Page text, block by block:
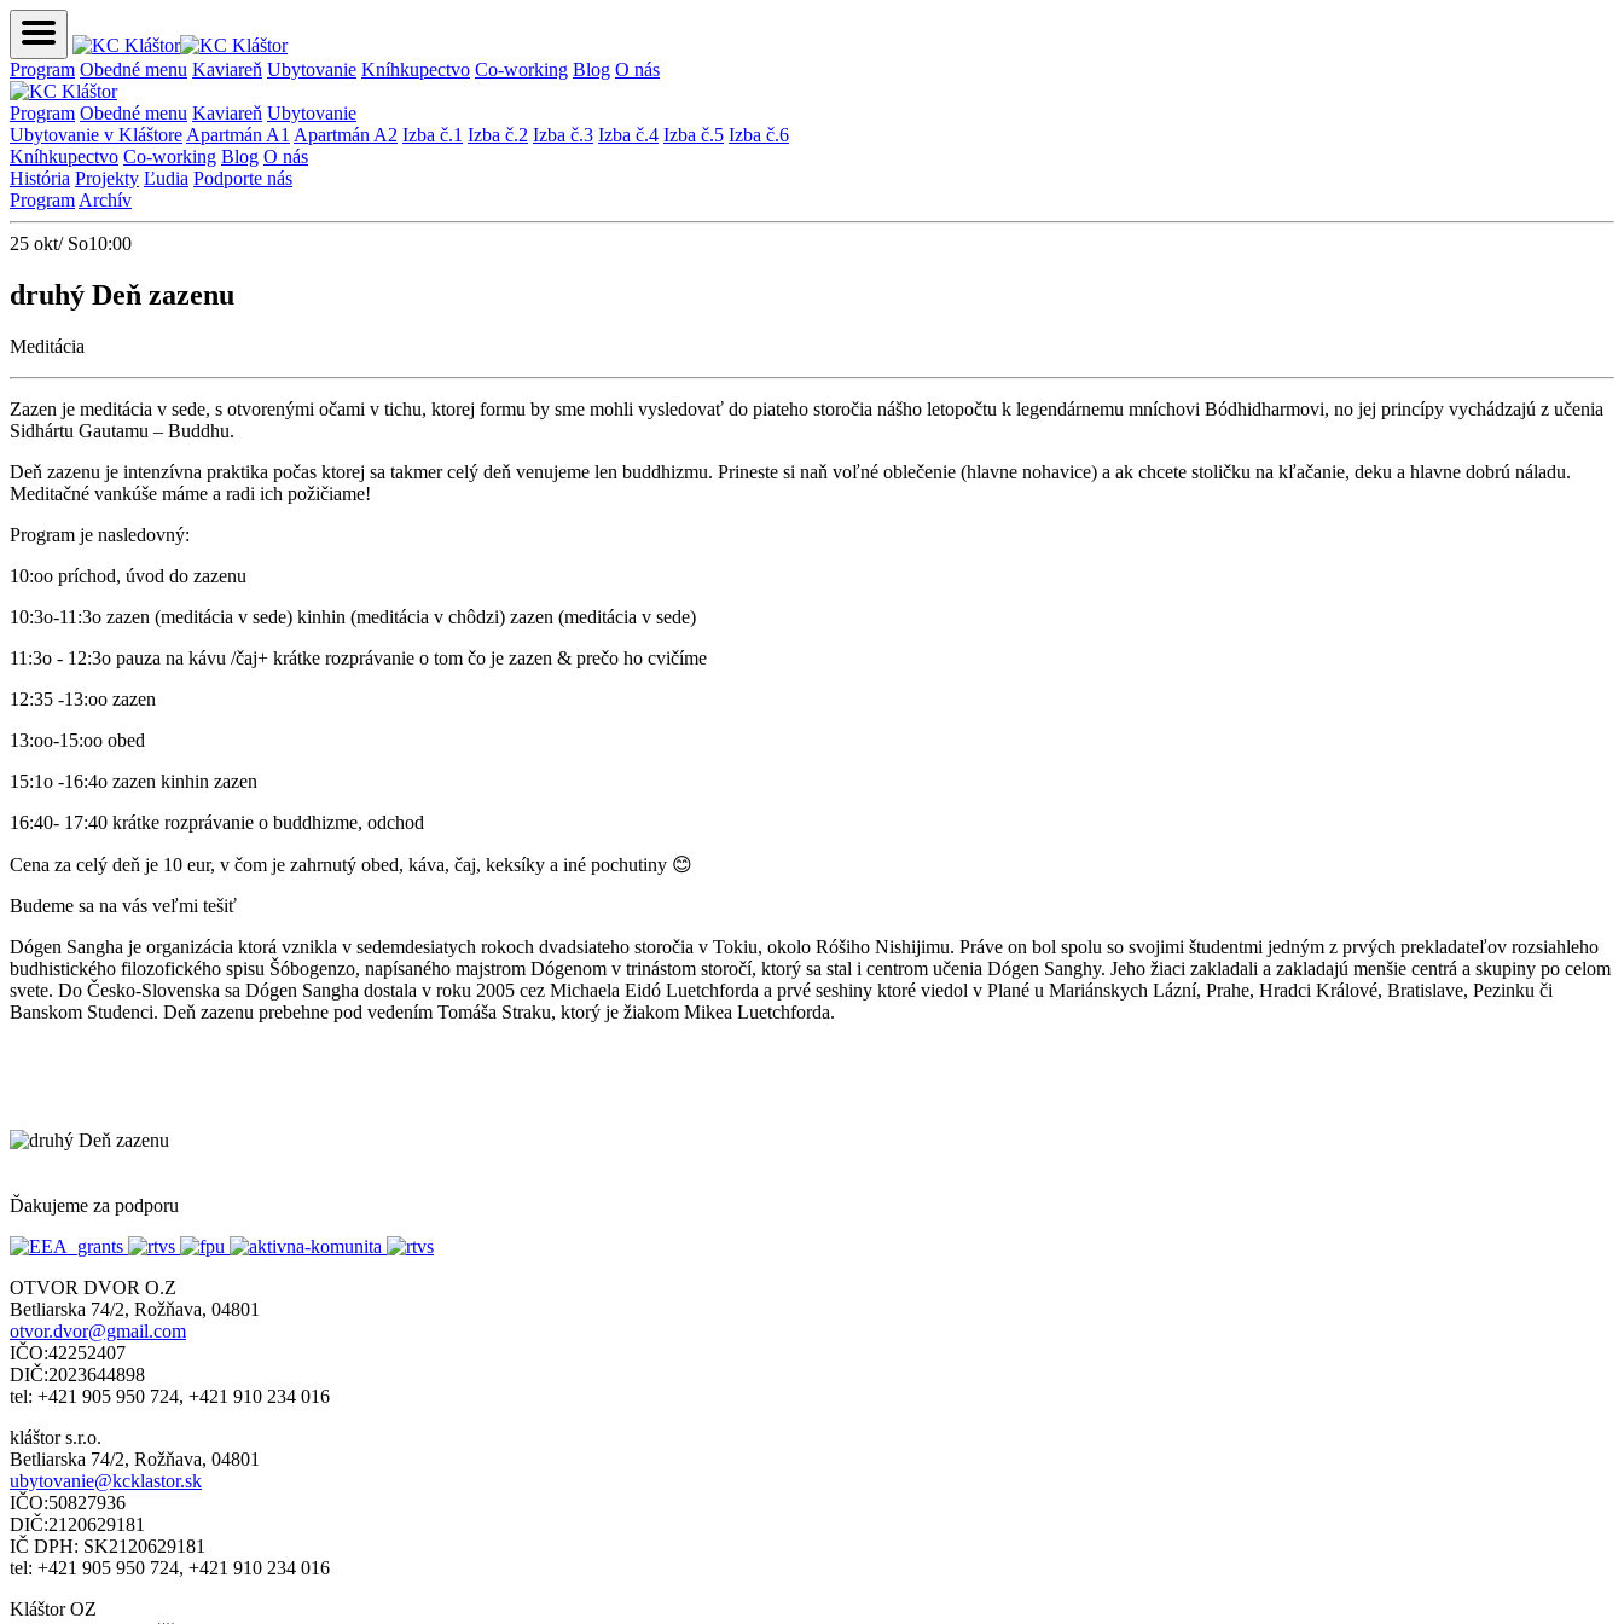
Program Obedné menu Kaviareň Ubytovanie Kníhkupectvo Co-working Blog O nás
Program Obedné menu Kaviareň Ubytovanie
Ubytovanie v Kláštore Apartmán A1 Apartmán A2 Izba č.1 Izba č.2 Izba č.3 Izba č.4 Izba č.5 Izba č.6
Kníhkupectvo Co-working Blog O nás
História Projekty Ľudia Podporte nás
Program Archív
25 okt/ So10:00
druhý Deň zazenu
Meditácia
Zazen je meditácia v sede, s otvorenými očami v tichu, ktorej formu by sme mohli vysledovať do piateho storočia nášho letopočtu k legendárnemu mníchovi Bódhidharmovi, no jej princípy vychádzajú z učenia
Sidhártu Gautamu – Buddhu.
Deň zazenu je intenzívna praktika počas ktorej sa takmer celý deň venujeme len buddhizmu. Prineste si naň voľné oblečenie (hlavne nohavice) a ak chcete stoličku na kľačanie, deku a hlavne dobrú náladu.
Meditačné vankúše máme a radi ich požičiame!
Program je nasledovný:
10:oo príchod, úvod do zazenu
10:3o-11:3o zazen (meditácia v sede) kinhin (meditácia v chôdzi) zazen (meditácia v sede)
11:3o - 12:3o pauza na kávu /čaj+ krátke rozprávanie o tom čo je zazen & prečo ho cvičíme
12:35 -13:oo zazen
13:oo-15:oo obed
15:1o -16:4o zazen kinhin zazen
16:40- 17:40 krátke rozprávanie o buddhizme, odchod
Cena za celý deň je 10 eur, v čom je zahrnutý obed, káva, čaj, keksíky a iné pochutiny 😊
Budeme sa na vás veľmi tešiť
Dógen Sangha je organizácia ktorá vznikla v sedemdesiatych rokoch dvadsiateho storočia v Tokiu, okolo Róšiho Nishijimu. Práve on bol spolu so svojimi študentmi jedným z prvých prekladateľov rozsiahleho
budhistického filozofického spisu Šóbogenzo, napísaného majstrom Dógenom v trinástom storočí, ktorý sa stal i centrom učenia Dógen Sanghy. Jeho žiaci zakladali a zakladajú menšie centrá a skupiny po celom
svete. Do Česko-Slovenska sa Dógen Sangha dostala v roku 2005 cez Michaela Eidó Luetchforda a prvé seshiny ktoré viedol v Plané u Mariánskych Lázní, Prahe, Hradci Králové, Bratislave, Pezinku či
Banskom Studenci. Deň zazenu prebehne pod vedením Tomáša Straku, ktorý je žiakom Mikea Luetchforda.
Ďakujeme za podporu
OTVOR DVOR O.Z
Betliarska 74/2, Rožňava, 04801
otvor.dvor@gmail.com
IČO:42252407
DIČ:2023644898
tel: +421 905 950 724, +421 910 234 016
kláštor s.r.o.
Betliarska 74/2, Rožňava, 04801
ubytovanie@kcklastor.sk
IČO:50827936
DIČ:2120629181
IČ DPH: SK2120629181
tel: +421 905 950 724, +421 910 234 016
Kláštor OZ